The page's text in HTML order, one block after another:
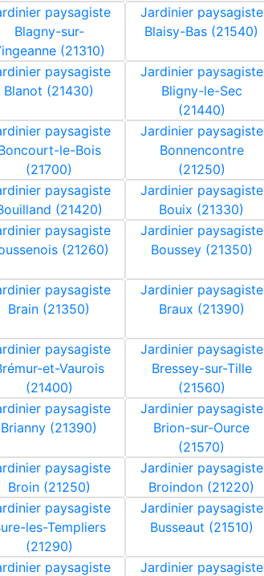
paysagiste
Blagny-sur-
(21310)
Jardinier paysagiste
Blaisy-Bas (21540)
paysagiste
Blanot (21430)
Jardinier paysagiste
Bligny-le-Sec
(21440)
paysagiste
le-Bois
(21700)
Jardinier paysagiste
Bonnencontre
(21250)
paysagiste
(21420)
Jardinier paysagiste
Bouix (21330)
paysagiste
(21260)
Jardinier paysagiste
Boussey (21350)
paysagiste
Brain (21350)
Jardinier paysagiste
Braux (21390)
paysagiste
et-Vaurois
(21400)
Jardinier paysagiste
Bressey-sur-Tille
(21560)
paysagiste
Brianny (21390)
Jardinier paysagiste
Brion-sur-Ource
(21570)
paysagiste
Broin (21250)
Jardinier paysagiste
Broindon (21220)
paysagiste
les-Templiers
(21290)
Jardinier paysagiste
Busseaut (21510)
paysagiste
Jardinier paysagiste